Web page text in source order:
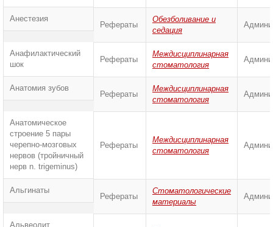
Анестезия
Рефераты
Обезболивание и
седация
Анафилактический
шок
Рефераты
Междисциплинарная
стоматология
Анатомия зубов
Рефераты
Междисциплинарная
стоматология
Анатомическое
строение 5 пары
черепно-мозговых
нервов (тройничный
нерв n. trigeminus)
Рефераты
Междисциплинарная
стоматология
Альгинаты
Рефераты
Стоматологические
материалы
Альвеолит